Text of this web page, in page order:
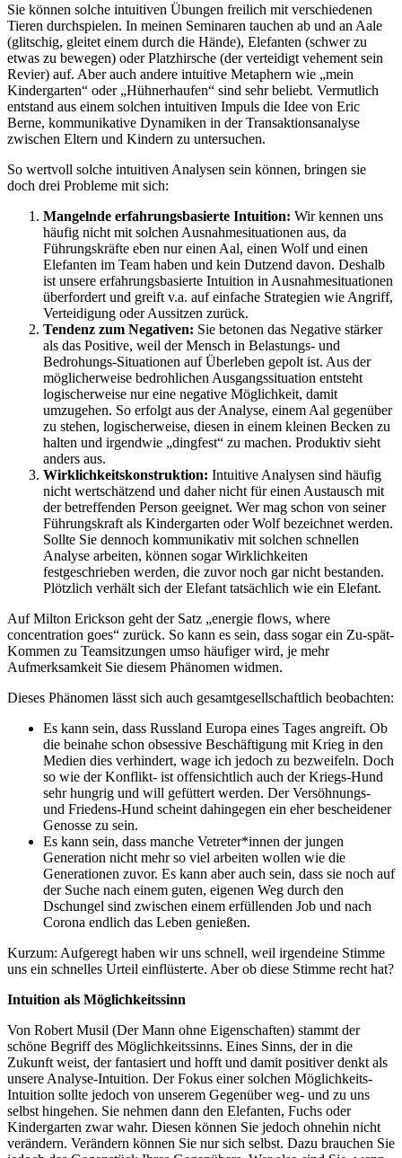
Sie können solche intuitiven Übungen freilich mit verschiedenen
Tieren durchspielen. In meinen Seminaren tauchen ab und an Aale
(glitschig, gleitet einem durch die Hände), Elefanten (schwer zu
etwas zu bewegen) oder Platzhirsche (der verteidigt vehement sein
Revier) auf. Aber auch andere intuitive Metaphern wie „mein
Kindergarten“ oder „Hühnerhaufen“ sind sehr beliebt. Vermutlich
entstand aus einem solchen intuitiven Impuls die Idee von Eric
Berne, kommunikative Dynamiken in der Transaktionsanalyse
zwischen Eltern und Kindern zu untersuchen.
So wertvoll solche intuitiven Analysen sein können, bringen sie
doch drei Probleme mit sich:
Mangelnde erfahrungsbasierte Intuition: Wir kennen uns
häufig nicht mit solchen Ausnahmesituationen aus, da
Führungskräfte eben nur einen Aal, einen Wolf und einen
Elefanten im Team haben und kein Dutzend davon. Deshalb
ist unsere erfahrungsbasierte Intuition in Ausnahmesituationen
überfordert und greift v.a. auf einfache Strategien wie Angriff,
Verteidigung oder Aussitzen zurück.
Tendenz zum Negativen: Sie betonen das Negative stärker
als das Positive, weil der Mensch in Belastungs- und
Bedrohungs-Situationen auf Überleben gepolt ist. Aus der
möglicherweise bedrohlichen Ausgangssituation entsteht
logischerweise nur eine negative Möglichkeit, damit
umzugehen. So erfolgt aus der Analyse, einem Aal gegenüber
zu stehen, logischerweise, diesen in einem kleinen Becken zu
halten und irgendwie „dingfest“ zu machen. Produktiv sieht
anders aus.
Wirklichkeitskonstruktion: Intuitive Analysen sind häufig
nicht wertschätzend und daher nicht für einen Austausch mit
der betreffenden Person geeignet. Wer mag schon von seiner
Führungskraft als Kindergarten oder Wolf bezeichnet werden.
Sollte Sie dennoch kommunikativ mit solchen schnellen
Analyse arbeiten, können sogar Wirklichkeiten
festgeschrieben werden, die zuvor noch gar nicht bestanden.
Plötzlich verhält sich der Elefant tatsächlich wie ein Elefant.
Auf Milton Erickson geht der Satz „energie flows, where
concentration goes“ zurück. So kann es sein, dass sogar ein Zu-spät-
Kommen zu Teamsitzungen umso häufiger wird, je mehr
Aufmerksamkeit Sie diesem Phänomen widmen.
Dieses Phänomen lässt sich auch gesamtgesellschaftlich beobachten:
Es kann sein, dass Russland Europa eines Tages angreift. Ob
die beinahe schon obsessive Beschäftigung mit Krieg in den
Medien dies verhindert, wage ich jedoch zu bezweifeln. Doch
so wie der Konflikt- ist offensichtlich auch der Kriegs-Hund
sehr hungrig und will gefüttert werden. Der Versöhnungs-
und Friedens-Hund scheint dahingegen ein eher bescheidener
Genosse zu sein.
Es kann sein, dass manche Vetreter*innen der jungen
Generation nicht mehr so viel arbeiten wollen wie die
Generationen zuvor. Es kann aber auch sein, dass sie noch auf
der Suche nach einem guten, eigenen Weg durch den
Dschungel sind zwischen einem erfüllenden Job und nach
Corona endlich das Leben genießen.
Kurzum: Aufgeregt haben wir uns schnell, weil irgendeine Stimme
uns ein schnelles Urteil einflüsterte. Aber ob diese Stimme recht hat?
Intuition als Möglichkeitssinn
Von Robert Musil (Der Mann ohne Eigenschaften) stammt der
schöne Begriff des Möglichkeitssinns. Eines Sinns, der in die
Zukunft weist, der fantasiert und hofft und damit positiver denkt als
unsere Analyse-Intuition. Der Fokus einer solchen Möglichkeits-
Intuition sollte jedoch von unserem Gegenüber weg- und zu uns
selbst hingehen. Sie nehmen dann den Elefanten, Fuchs oder
Kindergarten zwar wahr. Diesen können Sie jedoch ohnehin nicht
verändern. Verändern können Sie nur sich selbst. Dazu brauchen Sie